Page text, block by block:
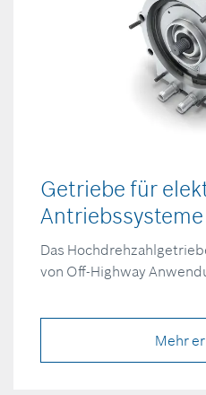
Getriebe für
Antriebssysteme
Das
von Off-Highway
Mehr